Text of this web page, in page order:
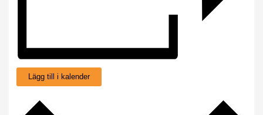
Lägg till i kalender